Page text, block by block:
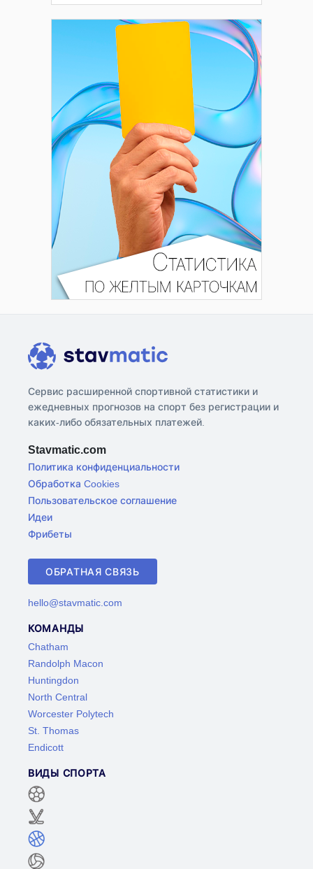
Сервис расширенной спортивной статистики и
ежедневных прогнозов на спорт без регистрации и
каких-либо обязательных платежей.
Stavmatic.com
Политика конфиденциальности
Обработка Cookies
Пользовательское соглашение
Идеи
Фрибеты
ОБРАТНАЯ СВЯЗЬ
hello@stavmatic.com
КОМАНДЫ
Chatham
Randolph Macon
Huntingdon
North Central
Worcester Polytech
St. Thomas
Endicott
ВИДЫ СПОРТА